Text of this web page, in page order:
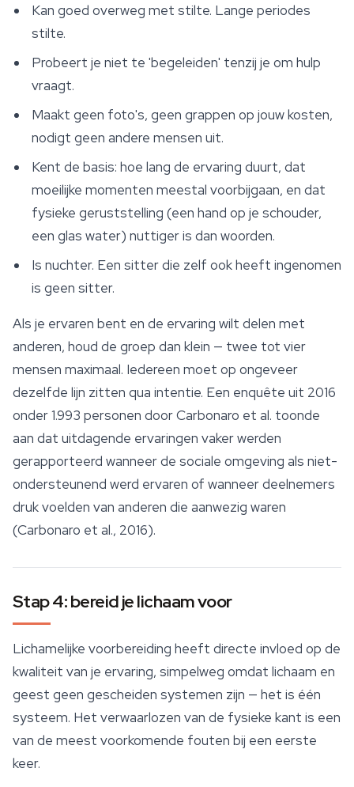
Kan goed overweg met stilte. Lange periodes
stilte.
Probeert je niet te 'begeleiden' tenzij je om hulp
vraagt.
Maakt geen foto's, geen grappen op jouw kosten,
nodigt geen andere mensen uit.
Kent de basis: hoe lang de ervaring duurt, dat
moeilijke momenten meestal voorbijgaan, en dat
fysieke geruststelling (een hand op je schouder,
een glas water) nuttiger is dan woorden.
Is nuchter. Een sitter die zelf ook heeft ingenomen
is geen sitter.
Als je ervaren bent en de ervaring wilt delen met
anderen, houd de groep dan klein — twee tot vier
mensen maximaal. Iedereen moet op ongeveer
dezelfde lijn zitten qua intentie. Een enquête uit 2016
onder 1.993 personen door Carbonaro et al. toonde
aan dat uitdagende ervaringen vaker werden
gerapporteerd wanneer de sociale omgeving als niet-
ondersteunend werd ervaren of wanneer deelnemers
druk voelden van anderen die aanwezig waren
(Carbonaro et al., 2016).
Stap 4: bereid je lichaam voor
Lichamelijke voorbereiding heeft directe invloed op de
kwaliteit van je ervaring, simpelweg omdat lichaam en
geest geen gescheiden systemen zijn — het is één
systeem. Het verwaarlozen van de fysieke kant is een
van de meest voorkomende fouten bij een eerste
keer.